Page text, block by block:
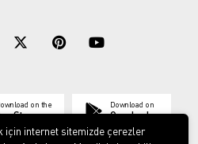
on the
Store
Download on
Google play
için internet sitemizde çerezler